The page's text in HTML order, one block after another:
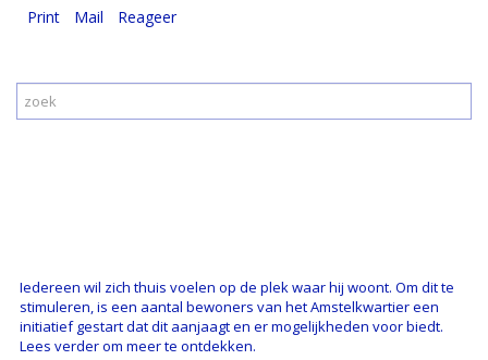
Print Mail Reageer
Iedereen wil zich thuis voelen op de plek waar hij woont. Om dit te
stimuleren, is een aantal bewoners van het Amstelkwartier een
initiatief gestart dat dit aanjaagt en er mogelijkheden voor biedt.
Lees verder om meer te ontdekken.